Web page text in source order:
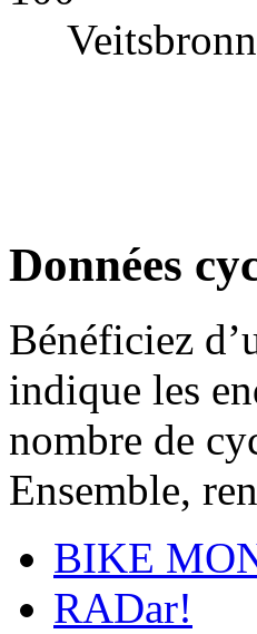
Données
Bénéficiez
indique les
nombre de
Ensemble,
BIKE
RADar!